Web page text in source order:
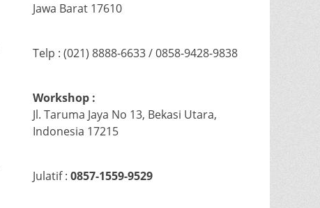
Jawa Barat 17610
Telp : (021) 8888-6633 / 0858-9428-9838
Workshop :
Jl. Taruma Jaya No 13, Bekasi Utara,
Indonesia 17215
Julatif : 0857-1559-9529